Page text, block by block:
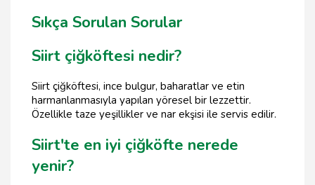
Sıkça Sorulan Sorular
Siirt çiğköftesi nedir?
Siirt çiğköftesi, ince bulgur, baharatlar ve etin
harmanlanmasıyla yapılan yöresel bir lezzettir.
Özellikle taze yeşillikler ve nar ekşisi ile servis edilir.
Siirt'te en iyi çiğköfte nerede
yenir?